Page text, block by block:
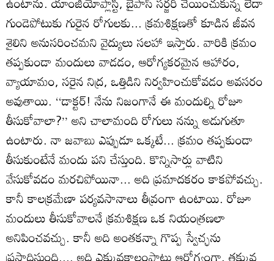
గుండెపోటుకు గురైన రోగులకు... క్రమశిక్షణతో కూడిన జీవన
శైలిని అనుసరించమని వైద్యులు సలహా ఇస్తారు. వారికి క్రమం
తప్పకుండా మందులు వాడడం, ఆరోగ్యకరమైన ఆహారం,
వ్యాయామం, సరైన నిద్ర, ఒత్తిడిని నిర్వహించుకోవడం అవసరం
అవుతాయి. ‘‘డాక్టర్‌! నేను నిజంగానే ఈ మందుల్ని రోజూ
తీసుకోవాలా?’’ అని చాలామంది రోగులు నన్ను అడుగుతూ
ఉంటారు. నా జవాబు ఎప్పుడూ ఒక్కటే... క్రమం తప్పకుండా
తీసుకుంటేనే మందు పని చేస్తుంది. కొన్నిసార్లు వాటిని
వేసుకోవడం మరచిపోయినా... అది ప్రమాదకరం కాకపోవచ్చు.
కానీ కాలక్రమేణా పర్యవసానాలు తీవ్రంగా ఉంటాయి. రోజూ
మందులు తీసుకోవాలనే క్రమశిక్షణ ఒక నియంత్రణలా
అనిపించవచ్చు. కానీ అది అంతకన్నా గొప్ప స్వేచ్ఛను